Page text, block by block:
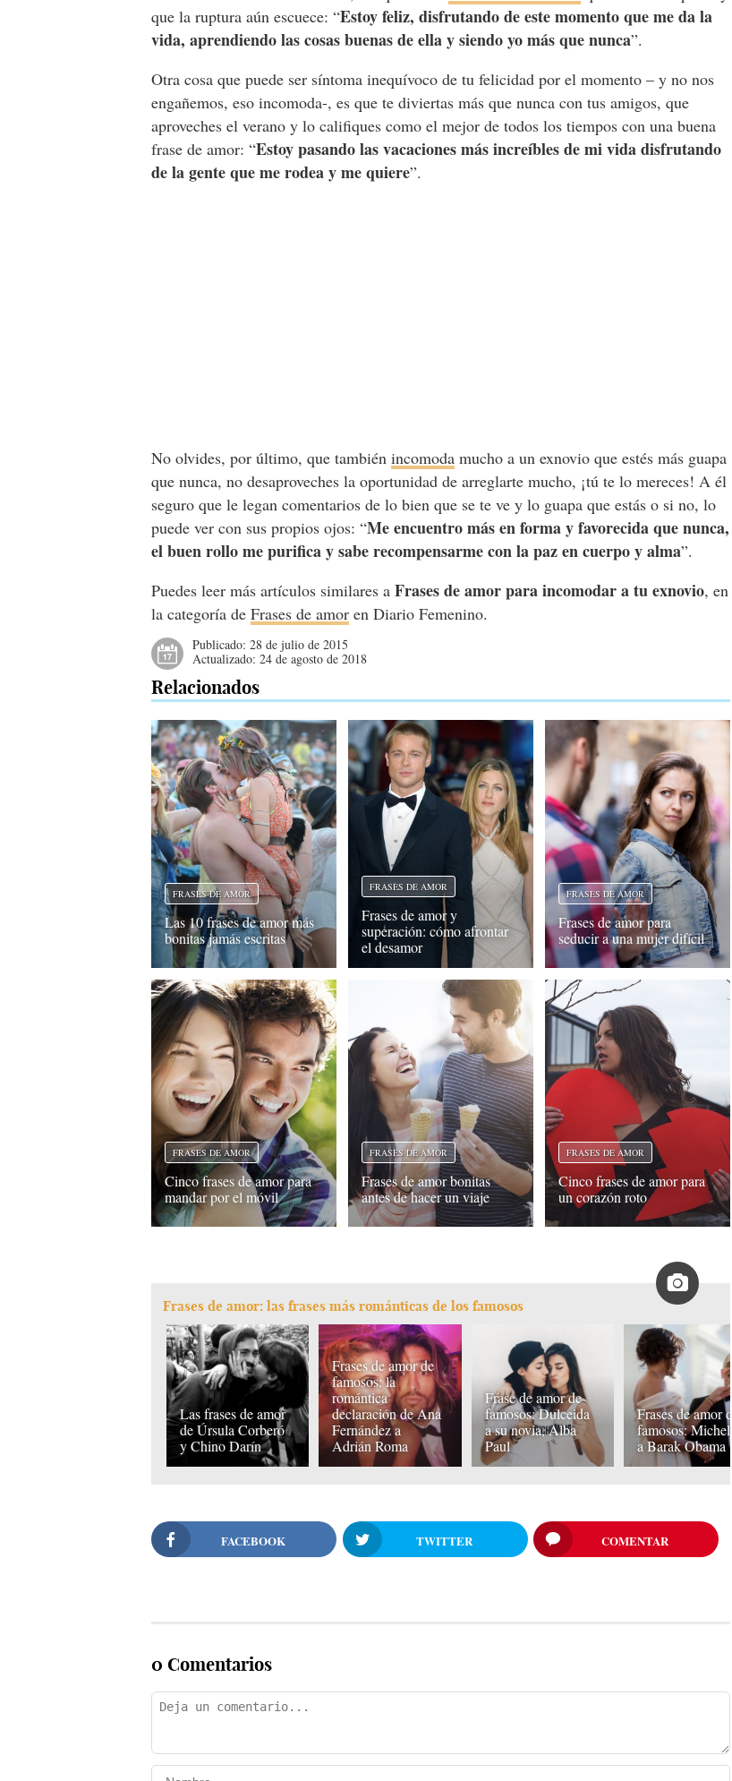
que la ruptura aún escuece: “Estoy feliz, disfrutando de este momento que me da la
vida, aprendiendo las cosas buenas de ella y siendo yo más que nunca”.
Otra cosa que puede ser síntoma inequívoco de tu felicidad por el momento – y no nos
engañemos, eso incomoda-, es que te diviertas más que nunca con tus amigos, que
aproveches el verano y lo califiques como el mejor de todos los tiempos con una buena
frase de amor: “Estoy pasando las vacaciones más increíbles de mi vida disfrutando
de la gente que me rodea y me quiere”.
No olvides, por último, que tambiénincomoda mucho a un exnovio que estés más guapa
que nunca, no desaproveches la oportunidad de arreglarte mucho, ¡tú te lo mereces! A él
seguro que le legan comentarios de lo bien que se te ve y lo guapa que estás o si no, lo
puede ver con sus propios ojos: “Me encuentro más en forma y favorecida que nunca,
el buen rollo me purifica y sabe recompensarme con la paz en cuerpo y alma”.
Puedes leer más artículos similares aFrases de amor para incomodar a tu exnovio, en
la categoría deFrases de amor en Diario Femenino.
Publicado:28 de julio de 2015
Actualizado:24 de agosto de 2018
Relacionados
FRASES DE AMOR
Las 10 frases de amor más
bonitas jamás escritas
FRASES DE AMOR
Frases de amor y
superación: cómo afrontar
el desamor
FRASES DE AMOR
Frases de amor para
seducir a una mujer difícil
FRASES DE AMOR
Cinco frases de amor para
mandar por el móvil
FRASES DE AMOR
Frases de amor bonitas
antes de hacer un viaje
FRASES DE AMOR
Cinco frases de amor para
un corazón roto
Frases de amor: las frases más románticas de los famosos
Las frases de amor
de Úrsula Corberó
y Chino Darín
Frases de amor de
famosos: la
romántica
declaración de Ana
Fernández a
Adrián Roma
Frase de amor de
famosos: Dulceida
a su novia, Alba
Paul
Frases de amor de
famosos: Michelle
a Barak Obama
FACEBOOK TWITTER COMENTAR
0 Comentarios